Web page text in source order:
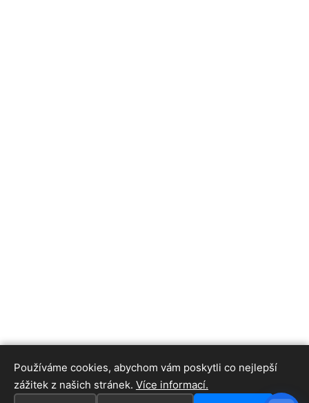
Používáme cookies, abychom vám poskytli co nejlepší
zážitek z našich stránek. Více informací.